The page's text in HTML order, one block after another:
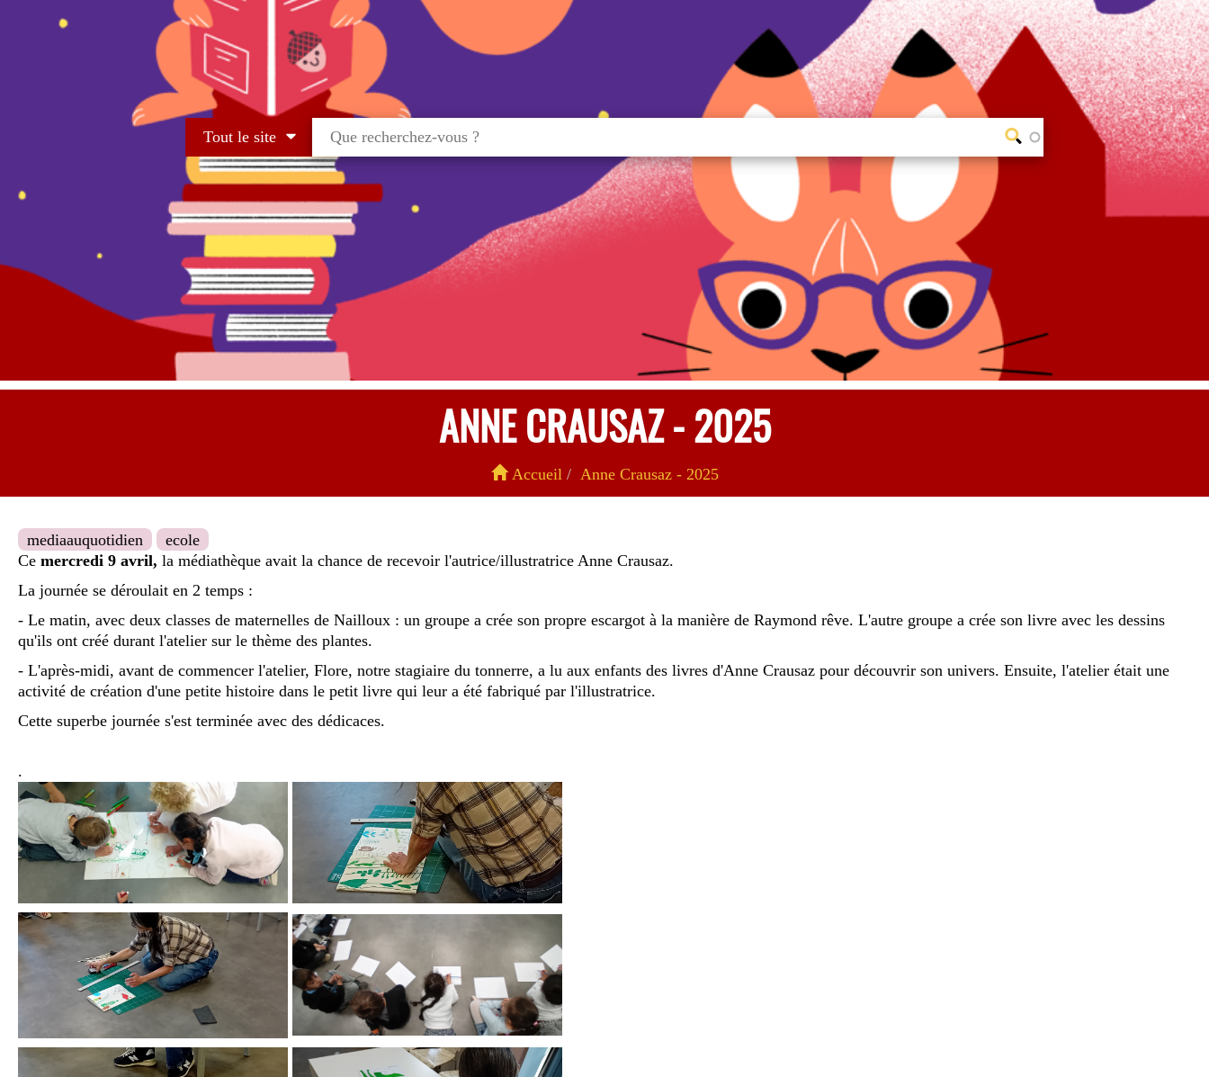
Tout le site
ANNE CRAUSAZ - 2025
Accueil Anne Crausaz - 2025
mediaauquotidien
ecole
Ce mercredi 9 avril, la médiathèque avait la chance de recevoir l'autrice/illustratrice Anne Crausaz.
La journée se déroulait en 2 temps :
- Le matin, avec deux classes de maternelles de Nailloux : un groupe a crée son propre escargot à la manière de Raymond rêve. L'autre groupe a crée son livre avec les dessins
qu'ils ont créé durant l'atelier sur le thème des plantes.
- L'après-midi, avant de commencer l'atelier, Flore, notre stagiaire du tonnerre, a lu aux enfants des livres d'Anne Crausaz pour découvrir son univers. Ensuite, l'atelier était une
activité de création d'une petite histoire dans le petit livre qui leur a été fabriqué par l'illustratrice.
Cette superbe journée s'est terminée avec des dédicaces.
.